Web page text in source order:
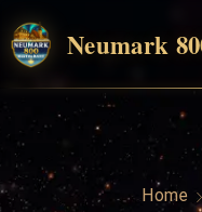
Neumark
Home